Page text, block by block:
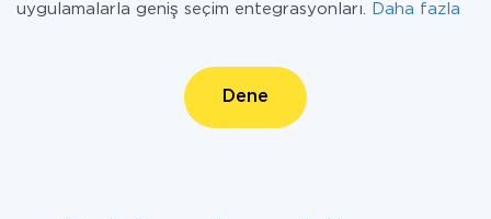
uygulamalarla geniş seçim entegrasyonları.
Daha fazla
Dene